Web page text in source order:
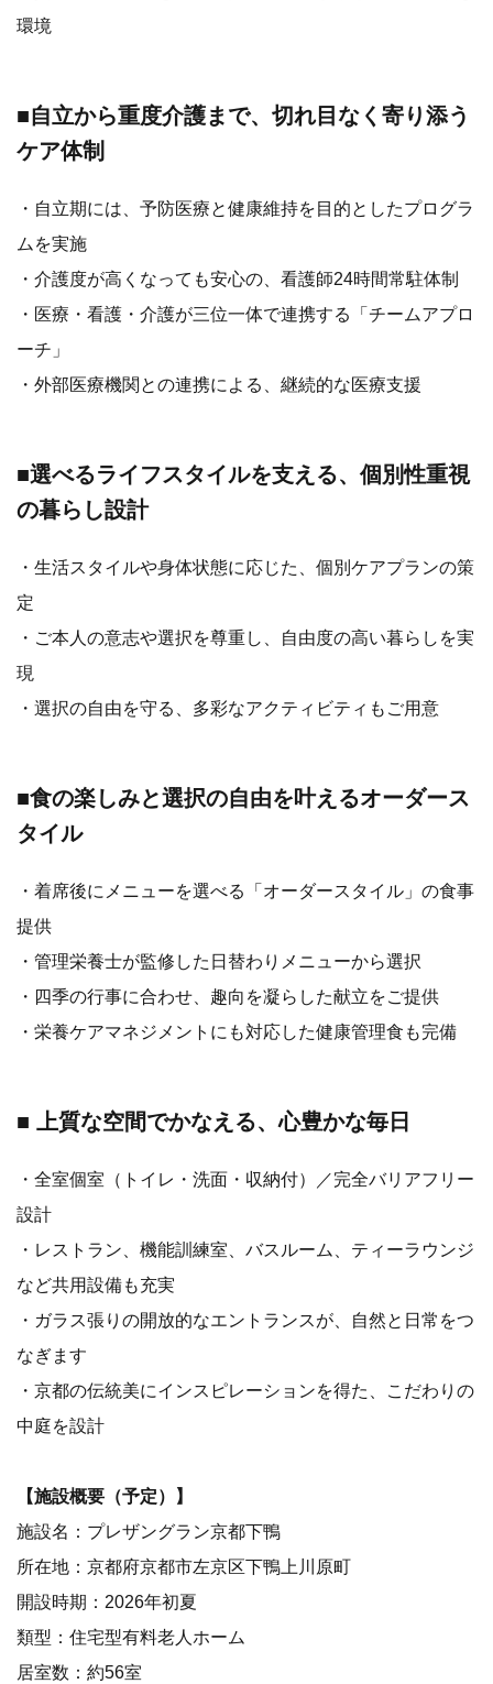
環境
■自立から重度介護まで、切れ目なく寄り添う
ケア体制
・自立期には、予防医療と健康維持を目的としたプログラ
ムを実施
・介護度が高くなっても安心の、看護師24時間常駐体制
・医療・看護・介護が三位一体で連携する「チームアプロ
ーチ」
・外部医療機関との連携による、継続的な医療支援
■選べるライフスタイルを支える、個別性重視
の暮らし設計
・生活スタイルや身体状態に応じた、個別ケアプランの策
定
・ご本人の意志や選択を尊重し、自由度の高い暮らしを実
現
・選択の自由を守る、多彩なアクティビティもご用意
■食の楽しみと選択の自由を叶えるオーダース
タイル
・着席後にメニューを選べる「オーダースタイル」の食事
提供
・管理栄養士が監修した日替わりメニューから選択
・四季の行事に合わせ、趣向を凝らした献立をご提供
・栄養ケアマネジメントにも対応した健康管理食も完備
■ 上質な空間でかなえる、心豊かな毎日
・全室個室（トイレ・洗面・収納付）／完全バリアフリー
設計
・レストラン、機能訓練室、バスルーム、ティーラウンジ
など共用設備も充実
・ガラス張りの開放的なエントランスが、自然と日常をつ
なぎます
・京都の伝統美にインスピレーションを得た、こだわりの
中庭を設計
【施設概要（予定）】
施設名：プレザングラン京都下鴨
所在地：京都府京都市左京区下鴨上川原町
開設時期：2026年初夏
類型：住宅型有料老人ホーム
居室数：約56室